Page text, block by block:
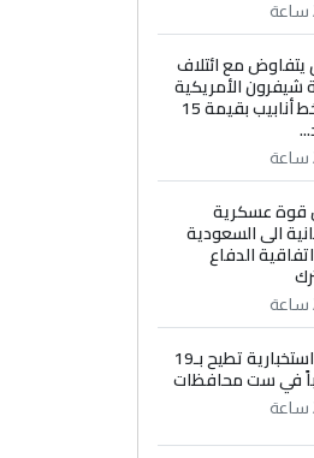
يتفاوض مع ائتلاف
شيفرون الأمريكية
لبناء خط أنابيب بقيمة 15
عسكرية
الى السعودية
الدفاع
حملة استخبارية تطيح بـ19
في ست محافظات